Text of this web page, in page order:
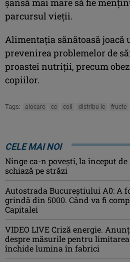
şansă mai mare să fie
parcursul vieţii.
Alimentaţia sănătoasă
prevenirea problemelor de
proastei nutriţii, precum
copiilor.
Tags: alocare ce coli distribu ie fructe
CELE MAI NOI
Ninge ca-n povești, la început
schiază pe străzi
Autostrada Bucureștiului A0: A
grindă din 5000. Când va fi
Capitalei
VIDEO LIVE Criză energie.
despre măsurile pentru
închide lumina în fabrici